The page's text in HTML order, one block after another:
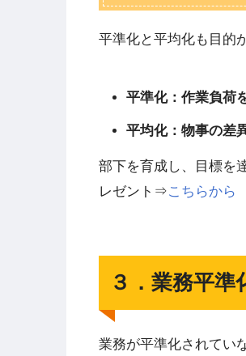
平準化と平均化も目的
平準化：作業負荷
平均化：物事の差
部下を育成し、目標を
レゼント⇒こちらから
３．業務平準
業務が平準化されてい